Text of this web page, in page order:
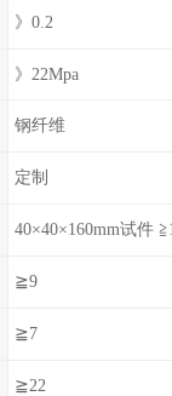
》0.2
》22Mpa
钢纤维
定制
≧9
≧7
≧22